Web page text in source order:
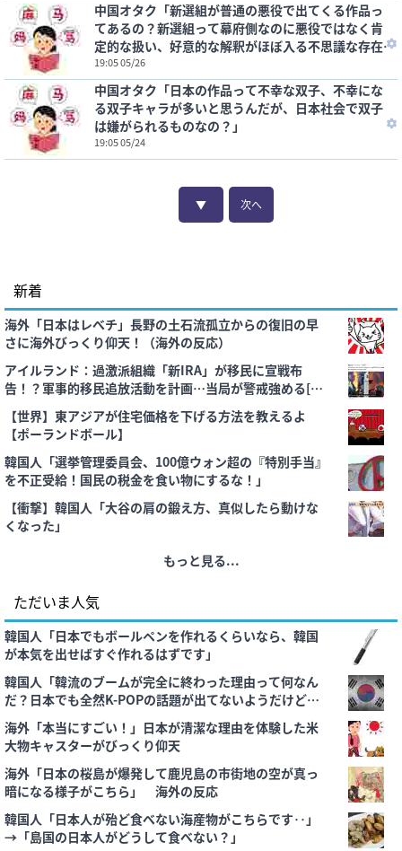
中国オタク「新選組が普通の悪役で出てくる作品っ
てあるの？新選組って幕府側なのに悪役ではなく肯
定的な扱い、好意的な解釈がほぼ入る不思議な存在
だ」
19:05 05/26
中国オタク「日本の作品って不幸な双子、不幸にな
る双子キャラが多いと思うんだが、日本社会で双子
は嫌がられるものなの？」
19:05 05/24
▼ 次へ
新着
海外「日本はレべチ」長野の土石流孤立からの復旧の早
さに海外びっくり仰天！（海外の反応）
アイルランド：過激派組織「新IRA」が移民に宣戦布
告！？軍事的移民追放活動を計画…当局が警戒強める[海
外の反応]
【世界】東アジアが住宅価格を下げる方法を教えるよ
【ポーランドボール】
韓国人「選挙管理委員会、100億ウォン超の『特別手当』
を不正受給！国民の税金を食い物にするな！」
【衝撃】韓国人「大谷の肩の鍛え方、真似したら動けな
くなった」
もっと見る...
ただいま人気
韓国人「日本でもボールペンを作れるくらいなら、韓国
が本気を出せばすぐ作れるはずです」
韓国人「韓流のブームが完全に終わった理由って何なん
だ？日本でも全然K-POPの話題が出てないようだけど…
（ﾌﾞﾙﾌﾞﾙ」＝韓国の反応
海外「本当にすごい！」日本が清潔な理由を体験した米
大物キャスターがびっくり仰天
海外「日本の桜島が爆発して鹿児島の市街地の空が真っ
暗になる様子がこちら」 海外の反応
韓国人「日本人が殆ど食べない海産物がこちらです‥」
→「島国の日本人がどうして食べない？」